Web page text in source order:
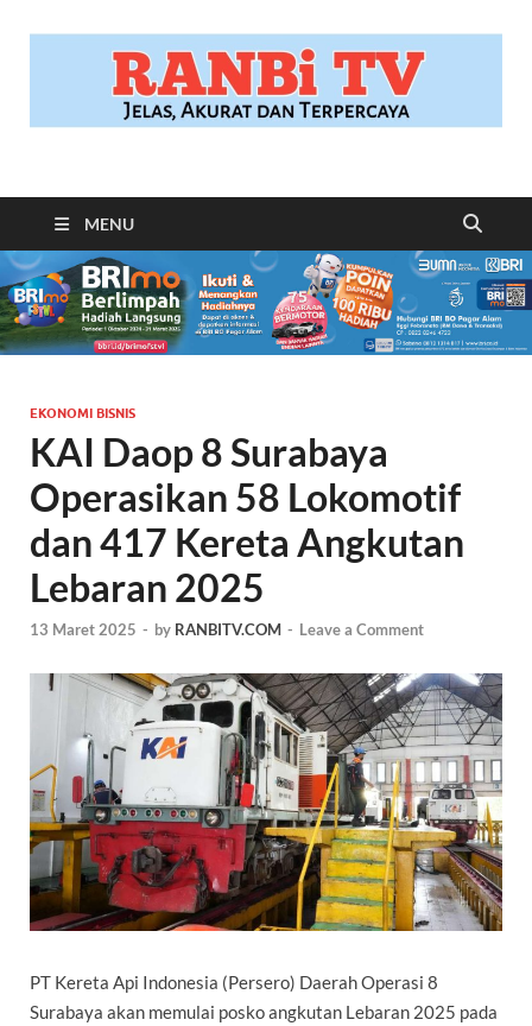
RANBITV.COM
MENU
EKONOMI BISNIS
KAI Daop 8 Surabaya
Operasikan 58 Lokomotif
dan 417 Kereta Angkutan
Lebaran 2025
13 Maret 2025 - by RANBITV.COM - Leave a Comment
PT Kereta Api Indonesia (Persero) Daerah Operasi 8
Surabaya akan memulai posko angkutan Lebaran 2025 pada